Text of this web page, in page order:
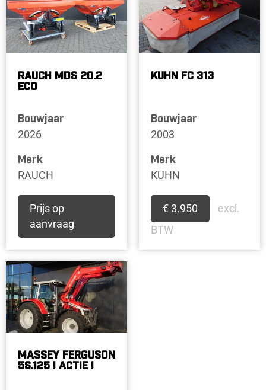
RAUCH MDS 20.2
ECO
Bouwjaar
2026
Merk
RAUCH
Prijs op
aanvraag
KUHN FC 313
Bouwjaar
2003
Merk
KUHN
€ 3.950
excl.
BTW
MASSEY FERGUSON
5S.125 ! ACTIE !